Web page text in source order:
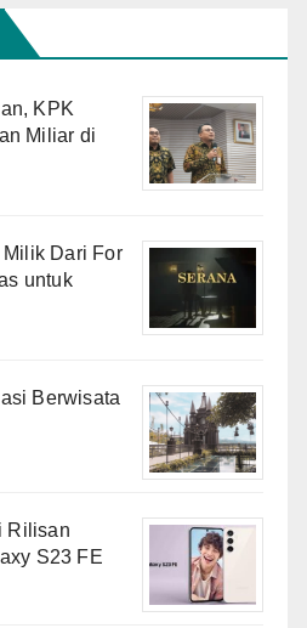
KPK
Miliar di
Milik Dari For
untuk
Berwisata
Rilisan
S23 FE